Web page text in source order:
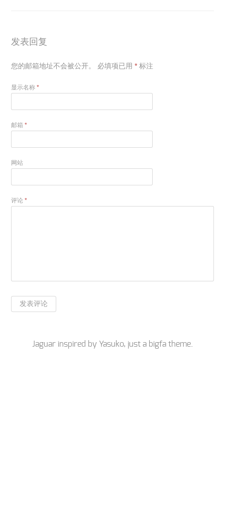
发表回复
您的邮箱地址不会被公开。 必填项已用* 标注
显示名称*
邮箱*
网站
评论*
Jaguar inspired by Yasuko, just a bigfa theme.